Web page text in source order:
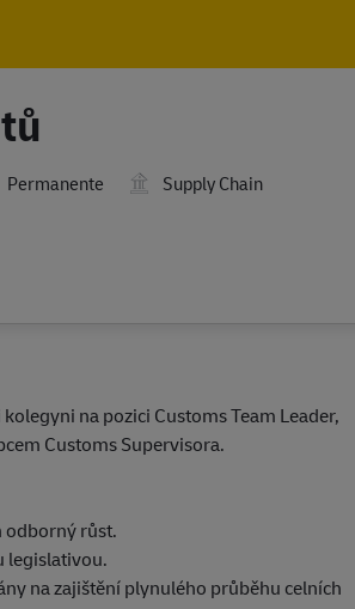
Permanente
Supply Chain
na pozici Customs Team Leader,
Customs Supervisora.
odborný růst.
legislativou.
na zajištění plynulého průběhu celních